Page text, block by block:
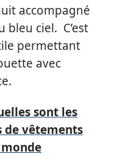
accompagné
bleu ciel. C’est
permettant
avec
sont les
de vêtements